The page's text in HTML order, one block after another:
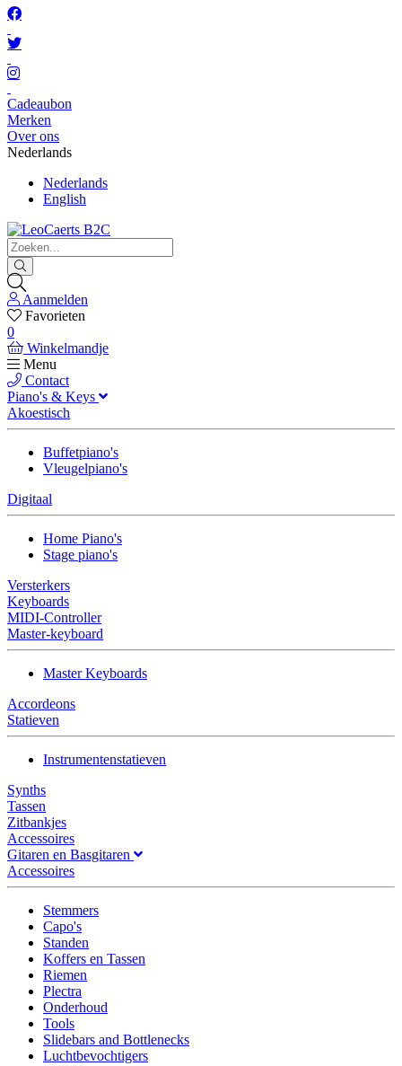
Cadeaubon
Merken
Over ons
Nederlands
Nederlands
English
Aanmelden
Favorieten
0
Winkelmandje
Menu
Contact
Piano's & Keys
Akoestisch
Buffetpiano's
Vleugelpiano's
Digitaal
Home Piano's
Stage piano's
Versterkers
Keyboards
MIDI-Controller
Master-keyboard
Master Keyboards
Accordeons
Statieven
Instrumentenstatieven
Synths
Tassen
Zitbankjes
Accessoires
Gitaren en Basgitaren
Accessoires
Stemmers
Capo's
Standen
Koffers en Tassen
Riemen
Plectra
Onderhoud
Tools
Slidebars and Bottlenecks
Luchtbevochtigers